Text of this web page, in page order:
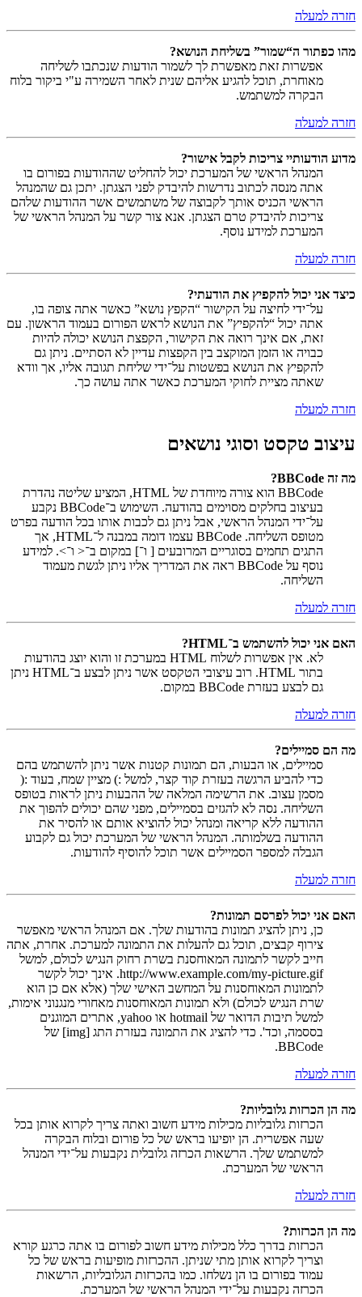
חזרה למעלה
מהו כפתור ה“שמור” בשליחת הנושא?
אפשרות זאת מאפשרת לך לשמור הודעות שנכתבו לשליחה
מאוחרת, תוכל להגיע אליהם שנית לאחר השמירה ע"י ביקור בלוח
הבקרה למשתמש.
חזרה למעלה
מדוע הודעותיי צריכות לקבל אישור?
המנהל הראשי של המערכת יכול להחליט שההודעות בפורום בו
אתה מנסה לכתוב נדרשות להיבדק לפני הצגתן. יתכן גם שהמנהל
הראשי הכניס אותך לקבוצה של משתמשים אשר ההודעות שלהם
צריכות להיבדק טרם הצגתן. אנא צור קשר על המנהל הראשי של
המערכת למידע נוסף.
חזרה למעלה
כיצד אני יכול להקפיץ את הודעתי?
על־ידי לחיצה על הקישור “הקפץ נושא” כאשר אתה צופה בו,
אתה יכול “להקפיץ” את הנושא לראש הפורום בעמוד הראשון. עם
זאת, אם אינך רואה את הקישור, הקפצת הנושא יכולה להיות
כבויה או הזמן המוקצב בין הקפצות עדיין לא הסתיים. ניתן גם
להקפיץ את הנושא בפשטות על־ידי שליחת תגובה אליו, אך וודא
שאתה מציית לחוקי המערכת כאשר אתה עושה כך.
חזרה למעלה
עיצוב טקסט וסוגי נושאים
מה זה BBCode?
BBCode הוא צורה מיוחדת של HTML, המציע שליטה נהדרת
בעיצוב בחלקים מסוימים בהודעה. השימוש ב־BBCode נקבע
על־ידי המנהל הראשי, אבל ניתן גם לכבות אותו בכל הודעה בפרט
מטופס השליחה. BBCode עצמו דומה במבנה ל־HTML, אך
התגים תחמים בסוגריים המרובעים [ ו־] במקום ב־< ו־>. למידע
נוסף על BBCode ראה את המדריך אליו ניתן לגשת מעמוד
השליחה.
חזרה למעלה
האם אני יכול להשתמש ב־HTML?
לא. אין אפשרות לשלוח HTML במערכת זו והוא יוצג בהודעות
בתור HTML. רוב עיצובי הטקסט אשר ניתן לבצע ב־HTML ניתן
גם לבצע בעזרת BBCode במקום.
חזרה למעלה
מה הם סמיילים?
סמיילים, או הבעות, הם תמונות קטנות אשר ניתן להשתמש בהם
כדי להביע הרגשה בעזרת קוד קצר, למשל :) מציין שמח, בעוד :(
מסמן עצוב. את הרשימה המלאה של ההבעות ניתן לראות בטופס
השליחה. נסה לא להגזים בסמיילים, מפני שהם יכולים להפוך את
ההודעה ללא קריאה ומנהל יכול להוציא אותם או להסיר את
ההודעה בשלמותה. המנהל הראשי של המערכת יכול גם לקבוע
הגבלה למספר הסמיילים אשר תוכל להוסיף להודעות.
חזרה למעלה
האם אני יכול לפרסם תמונות?
כן, ניתן להציג תמונות בהודעות שלך. אם המנהל הראשי מאפשר
צירוף קבצים, תוכל גם להעלות את התמונה למערכת. אחרת, אתה
חייב לקשר לתמונה המאוחסנת בשרת רחוק הנגיש לכולם, למשל
http://www.example.com/my-picture.gif. אינך יכול לקשר
לתמונות המאוחסנות על המחשב האישי שלך (אלא אם כן הוא
שרת הנגיש לכולם) ולא תמונות המאוחסנות מאחורי מנגנוני אימות,
למשל תיבות הדואר של hotmail או yahoo, אתרים המוגנים
בססמה, וכד'. כדי להציג את התמונה בעזרת התג [img] של
BBCode.
חזרה למעלה
מה הן הכרזות גלובליות?
הכרזות גלובליות מכילות מידע חשוב ואתה צריך לקרוא אותן בכל
שעה אפשרית. הן יופיעו בראש של כל פורום ובלוח הבקרה
למשתמש שלך. הרשאות הכרזה גלובלית נקבעות על־ידי המנהל
הראשי של המערכת.
חזרה למעלה
מה הן הכרזות?
הכרזות בדרך כלל מכילות מידע חשוב לפורום בו אתה כרגע קורא
וצריך לקרוא אותן מתי שניתן. ההכרזות מופיעות בראש של כל
עמוד בפורום בו הן נשלחו. כמו בהכרזות הגלובליות, הרשאות
הכרזה נקבעות על־ידי המנהל הראשי של המערכת.